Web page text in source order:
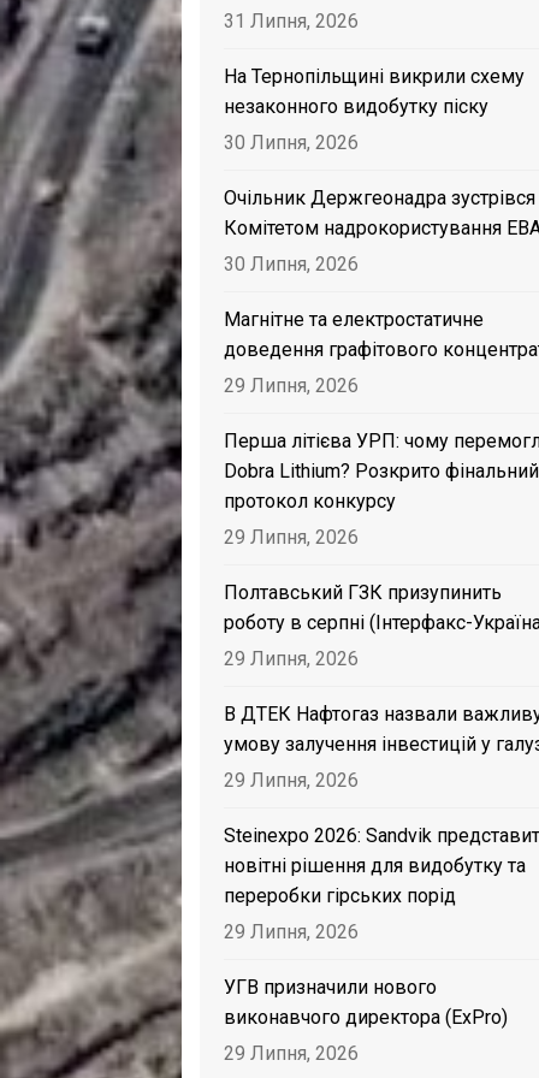
31 Липня, 2026
На Тернопільщині викрили схему
незаконного видобутку піску
30 Липня, 2026
Очільник Держгеонадра зустрівся
Комітетом надрокористування
30 Липня, 2026
Магнітне та електростатичне
доведення графітового
29 Липня, 2026
Перша літієва УРП: чому
Dobra Lithium? Розкрито фінальний
протокол конкурсу
29 Липня, 2026
Полтавський ГЗК призупинить
роботу в серпні (Інтерфакс-
29 Липня, 2026
В ДТЕК Нафтогаз назвали
умову залучення інвестицій у
29 Липня, 2026
Steinexpo 2026: Sandvik
новітні рішення для видобутку та
переробки гірських порід
29 Липня, 2026
УГВ призначили нового
виконавчого директора (ExPro)
29 Липня, 2026